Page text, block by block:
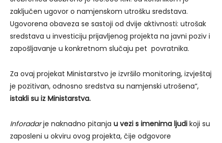
zaključen ugovor o namjenskom utrošku sredstava.
Ugovorena obaveza se sastoji od dvije aktivnosti: utrošak
sredstava u investiciju prijavljenog projekta na javni poziv i
zapošljavanje u konkretnom slučaju pet povratnika.
Za ovaj projekat Ministarstvo je izvršilo monitoring, izvještaj
je pozitivan, odnosno sredstva su namjenski utrošena“,
istakli su iz Ministarstva.
Inforadarje naknadno pitanja u vezi s imenima ljudi koji su
zaposleni u okviru ovog projekta, čije odgovore